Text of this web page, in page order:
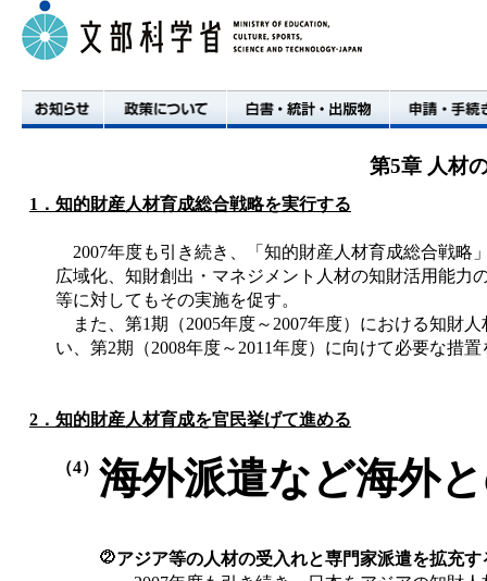
お知らせ 政策について 白書・統計・出版物 申請・手続き
第5章 人材
1． 知的財産人材育成総合戦略を実行する
2007年度も引き続き、「知的財産人材育成総合戦略
広域化、知財創出・マネジメント人材の知財活用能
等に対してもその実施を促す。
また、第1期（2005年度～2007年度）における知財
い、第2期（2008年度～2011年度）に向けて必要な措
2． 知的財産人材育成を官民挙げて進める
（4） 海外派遣など海外
アジア等の人材の受入れと専門家派遣を拡充す